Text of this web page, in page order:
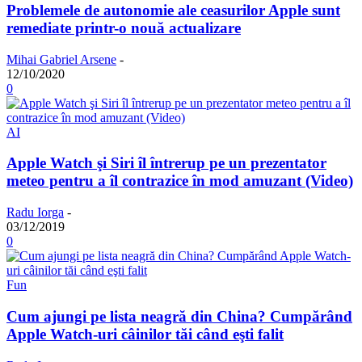
Problemele de autonomie ale ceasurilor Apple sunt
remediate printr-o nouă actualizare
Mihai Gabriel Arsene -
12/10/2020
0
AI
Apple Watch şi Siri îl întrerup pe un prezentator
meteo pentru a îl contrazice în mod amuzant (Video)
Radu Iorga -
03/12/2019
0
Fun
Cum ajungi pe lista neagră din China? Cumpărând
Apple Watch-uri câinilor tăi când eşti falit